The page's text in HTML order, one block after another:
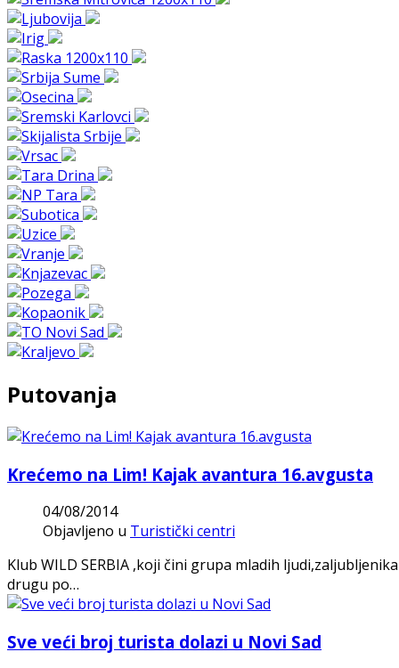
Putovanja
Krećemo na Lim! Kajak avantura 16.avgusta
04/08/2014
Objavljeno u Turistički centri
Klub WILD SERBIA ,koji čini grupa mladih
drugu po…
Sve veći broj turista dolazi u Novi Sad